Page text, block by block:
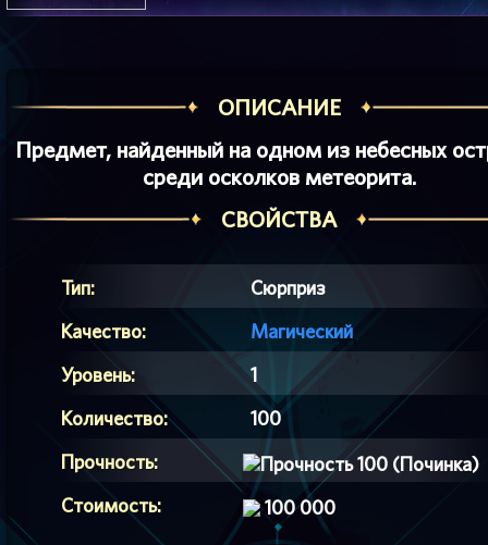
ОПИСАНИЕ
Предмет, найденный на одном из небесных
среди осколков метеорита.
СВОЙСТВА
Тип:
Сюрприз
Качество:
Магический
Уровень:
1
Количество:
100
Прочность:
100 (Починка)
Стоимость:
100 000